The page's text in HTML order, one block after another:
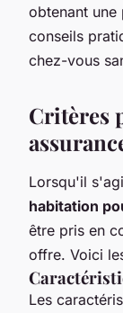
obtenant
conseils
chez-vous
Critères
Lorsqu'il
habitation
être pris en
offre. Voici
Les